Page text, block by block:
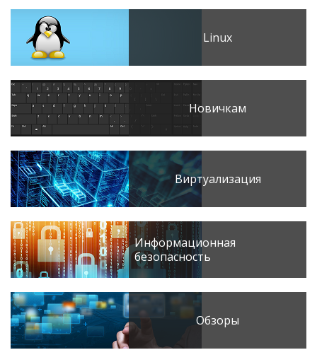
Linux
Новичкам
Виртуализация
Информационная
безопасность
Обзоры